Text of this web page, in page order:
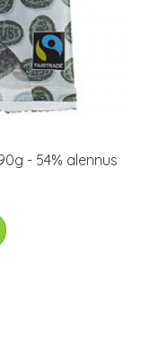
- 54% alennus